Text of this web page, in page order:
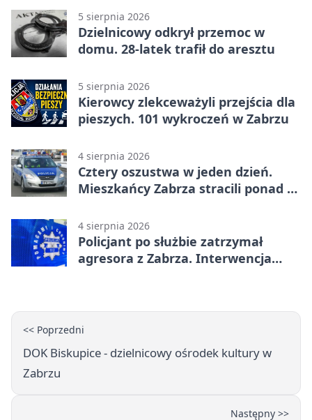
5 sierpnia 2026
Dzielnicowy odkrył przemoc w
domu. 28-latek trafił do aresztu
5 sierpnia 2026
Kierowcy zlekceważyli przejścia dla
pieszych. 101 wykroczeń w Zabrzu
4 sierpnia 2026
Cztery oszustwa w jeden dzień.
Mieszkańcy Zabrza stracili ponad 6
4 sierpnia 2026
Policjant po służbie zatrzymał
agresora z Zabrza. Interwencja
<< Poprzedni
DOK Biskupice - dzielnicowy ośrodek kultury w
Zabrzu
Następny >>